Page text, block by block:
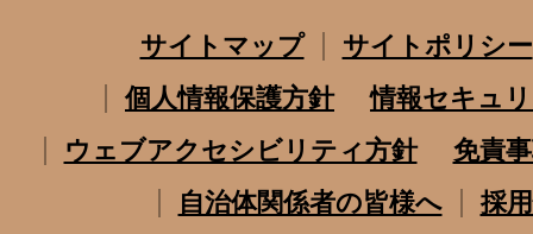
サイトマップ
サイトポリシー
個人情報保護方針
情報セキュ
ウェブアクセシビリティ方針
免責
自治体関係者の皆様へ
採